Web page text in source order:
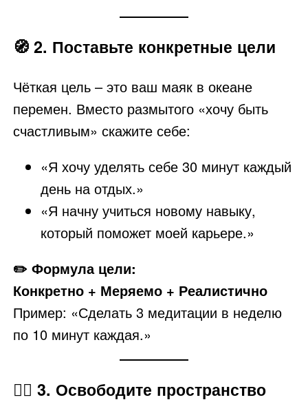
🧭 2. Поставьте конкретные цели
Чёткая цель – это ваш маяк в океане
перемен. Вместо размытого «хочу быть
счастливым» скажите себе:
«Я хочу уделять себе 30 минут каждый
день на отдых.»
«Я начну учиться новому навыку,
который поможет моей карьере.»
✏️ Формула цели:
Конкретно + Меряемо + Реалистично
Пример: «Сделать 3 медитации в неделю
по 10 минут каждая.»
🧘‍♀️ 3. Освободите пространство